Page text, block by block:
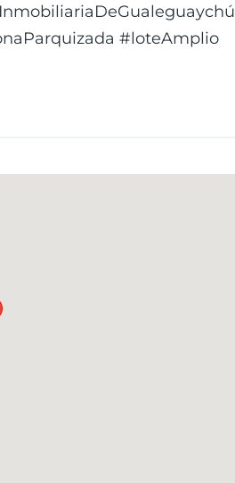
#loteAmplio